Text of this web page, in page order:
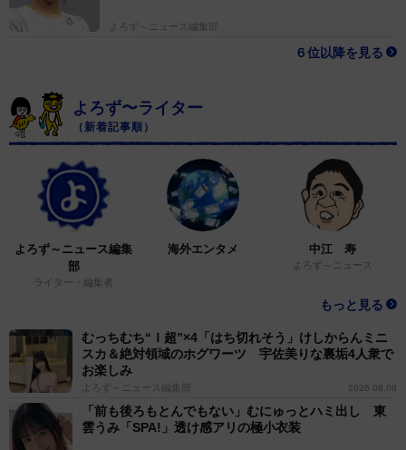
〝あの時代〟に立ち返ってみれば、あながち、あり得な
よろず～ニュース編集部
６位以降を見る
よろず〜ライター
（新着記事順）
よろず～ニュース編集
部
ライター・編集者
海外エンタメ 中江 寿
よろず～ニュース
もっと見る
むっちむち“Ｉ超”×4「はち切れそう」けしからんミニ
スカ＆絶対領域のホグワーツ 宇佐美りな裏垢4人衆で
お楽しみ
よろず～ニュース編集部 2026.08.08
「前も後ろもとんでもない」むにゅっとハミ出し 東
雲うみ「SPA!」透け感アリの極小衣装